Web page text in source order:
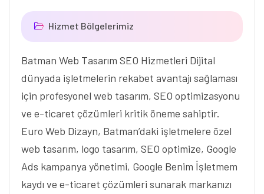
Hizmet Bölgelerimiz
Batman Web Tasarım SEO Hizmetleri Dijital
dünyada işletmelerin rekabet avantajı sağlaması
için profesyonel web tasarım, SEO optimizasyonu
ve e-ticaret çözümleri kritik öneme sahiptir.
Euro Web Dizayn, Batman’daki işletmelere özel
web tasarım, logo tasarım, SEO optimize, Google
Ads kampanya yönetimi, Google Benim İşletmem
kaydı ve e-ticaret çözümleri sunarak markanızı